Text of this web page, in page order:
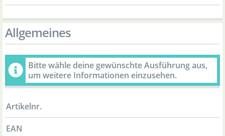
Allgemeines
Bitte wähle deine gewünschte Ausführung aus,
um weitere Informationen einzusehen.
Artikelnr.
EAN